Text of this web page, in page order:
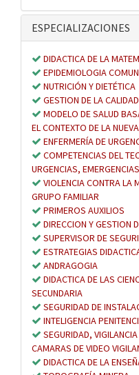
ESPECIALIZACIONES
DIDACTICA DE LA
EPIDEMIOLOGIA
NUTRICIÓN Y DIETÉTICA
GESTION DE LA
MODELO DE SALUD
EL CONTEXTO DE LA
ENFERMERÍA DE
COMPETENCIAS DEL
URGENCIAS,
VIOLENCIA CONTRA LA
GRUPO FAMILIAR
PRIMEROS AUXILIOS
DIRECCION Y GESTION
SUPERVISOR DE
ESTRATEGIAS
ANDRAGOGIA
DIDACTICA DE LAS
SECUNDARIA
SEGURIDAD DE
INTELIGENCIA
SEGURIDAD,
CAMARAS DE VIDEO
DIDACTICA DE LA